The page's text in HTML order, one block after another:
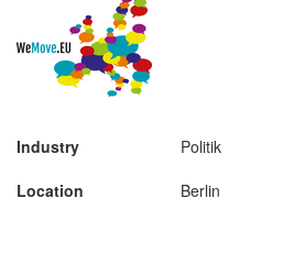
Industry
Politik
Location
Berlin